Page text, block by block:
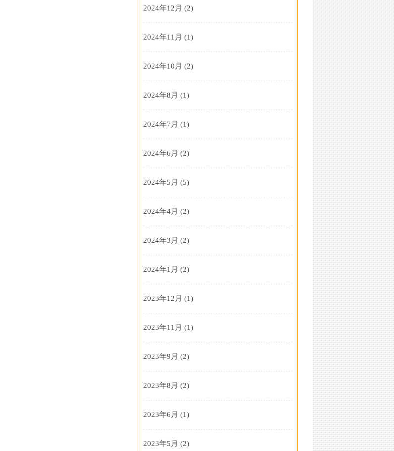
2024年12月 (2)
2024年11月 (1)
2024年10月 (2)
2024年8月 (1)
2024年7月 (1)
2024年6月 (2)
2024年5月 (5)
2024年4月 (2)
2024年3月 (2)
2024年1月 (2)
2023年12月 (1)
2023年11月 (1)
2023年9月 (2)
2023年8月 (2)
2023年6月 (1)
2023年5月 (2)